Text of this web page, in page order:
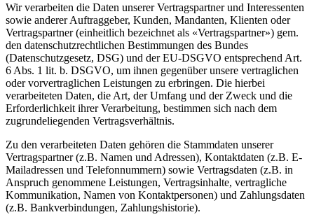
Wir verarbeiten die Daten unserer Vertragspartner und Interessenten
sowie anderer Auftraggeber, Kunden, Mandanten, Klienten oder
Vertragspartner (einheitlich bezeichnet als «Vertragspartner») gem.
den datenschutzrechtlichen Bestimmungen des Bundes
(Datenschutzgesetz, DSG) und der EU-DSGVO entsprechend Art.
6 Abs. 1 lit. b. DSGVO, um ihnen gegenüber unsere vertraglichen
oder vorvertraglichen Leistungen zu erbringen. Die hierbei
verarbeiteten Daten, die Art, der Umfang und der Zweck und die
Erforderlichkeit ihrer Verarbeitung, bestimmen sich nach dem
zugrundeliegenden Vertragsverhältnis.
Zu den verarbeiteten Daten gehören die Stammdaten unserer
Vertragspartner (z.B. Namen und Adressen), Kontaktdaten (z.B. E-
Mailadressen und Telefonnummern) sowie Vertragsdaten (z.B. in
Anspruch genommene Leistungen, Vertragsinhalte, vertragliche
Kommunikation, Namen von Kontaktpersonen) und Zahlungsdaten
(z.B. Bankverbindungen, Zahlungshistorie).